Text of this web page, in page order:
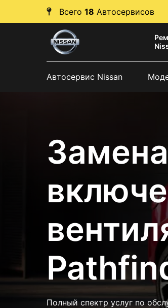
Всего 18 Автосервисов
Автосервис Nissan
Полный спектр услуг по